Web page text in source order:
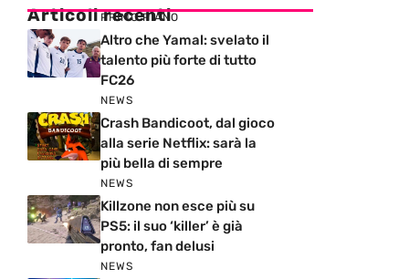
Articoli recenti
PRIMO PIANO
Altro che Yamal: svelato il
talento più forte di tutto
FC26
NEWS
Crash Bandicoot, dal gioco
alla serie Netflix: sarà la
più bella di sempre
NEWS
Killzone non esce più su
PS5: il suo ‘killer’ è già
pronto, fan delusi
NEWS